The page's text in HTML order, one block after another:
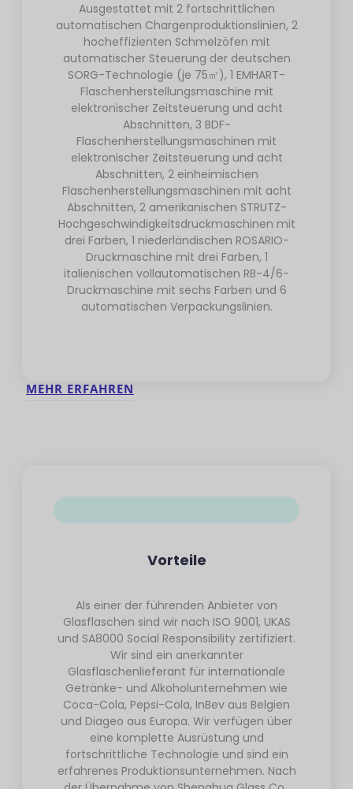
Ausgestattet mit 2 fortschrittlichen
automatischen Chargenproduktionslinien, 2
hocheffizienten Schmelzöfen mit
automatischer Steuerung der deutschen
SORG-Technologie (je 75㎡), 1 EMHART-
Flaschenherstellungsmaschine mit
elektronischer Zeitsteuerung und acht
Abschnitten, 3 BDF-
Flaschenherstellungsmaschinen mit
elektronischer Zeitsteuerung und acht
Abschnitten, 2 einheimischen
Flaschenherstellungsmaschinen mit acht
Abschnitten, 2 amerikanischen STRUTZ-
Hochgeschwindigkeitsdruckmaschinen mit
drei Farben, 1 niederländischen ROSARIO-
Druckmaschine mit drei Farben, 1
italienischen vollautomatischen RB-4/6-
Druckmaschine mit sechs Farben und 6
automatischen Verpackungslinien.
MEHR ERFAHREN
Vorteile
Als einer der führenden Anbieter von
Glasflaschen sind wir nach ISO 9001, UKAS
und SA8000 Social Responsibility zertifiziert.
Wir sind ein anerkannter
Glasflaschenlieferant für internationale
Getränke- und Alkoholunternehmen wie
Coca-Cola, Pepsi-Cola, InBev aus Belgien
und Diageo aus Europa. Wir verfügen über
eine komplette Ausrüstung und
fortschrittliche Technologie und sind ein
erfahrenes Produktionsunternehmen. Nach